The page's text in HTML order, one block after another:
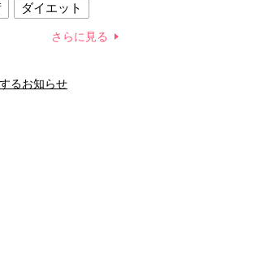
ダイエット
どか食い
さらに見る
るお知らせ